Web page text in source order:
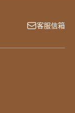
客服信箱